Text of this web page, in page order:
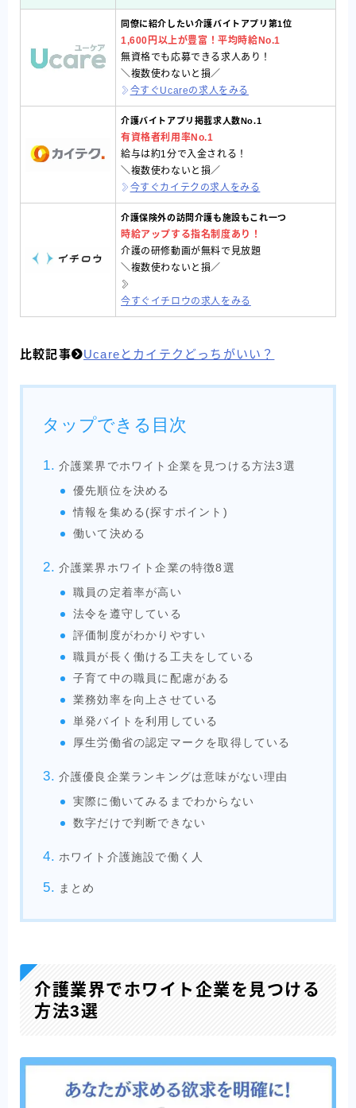
同僚に紹介したい介護バイトアプリ第1位
1,600円以上が豊富！平均時給No.1
無資格でも応募できる求人あり！
＼複数使わないと損／
今すぐUcareの求人をみる
介護バイトアプリ掲載求人数No.1
有資格者利用率No.1
給与は約1分で入金される！
＼複数使わないと損／
今すぐカイテクの求人をみる
介護保険外の訪問介護も施設もこれ一つ
時給アップする指名制度あり！
介護の研修動画が無料で見放題
＼複数使わないと損／
今すぐイチロウの求人をみる
比較記事 Ucareとカイテクどっちがいい？
タップできる目次
介護業界でホワイト企業を見つける方法3選
優先順位を決める
情報を集める(探すポイント)
働いて決める
介護業界ホワイト企業の特徴8選
職員の定着率が高い
法令を遵守している
評価制度がわかりやすい
職員が長く働ける工夫をしている
子育て中の職員に配慮がある
業務効率を向上させている
単発バイトを利用している
厚生労働省の認定マークを取得している
介護優良企業ランキングは意味がない理由
実際に働いてみるまでわからない
数字だけで判断できない
ホワイト介護施設で働く人
まとめ
介護業界でホワイト企業を見つける
方法3選